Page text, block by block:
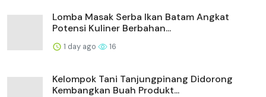
Lomba Masak Serba Ikan Batam Angkat
Potensi Kuliner Berbahan...
1 day ago 16
Kelompok Tani Tanjungpinang Didorong
Kembangkan Buah Produkt...